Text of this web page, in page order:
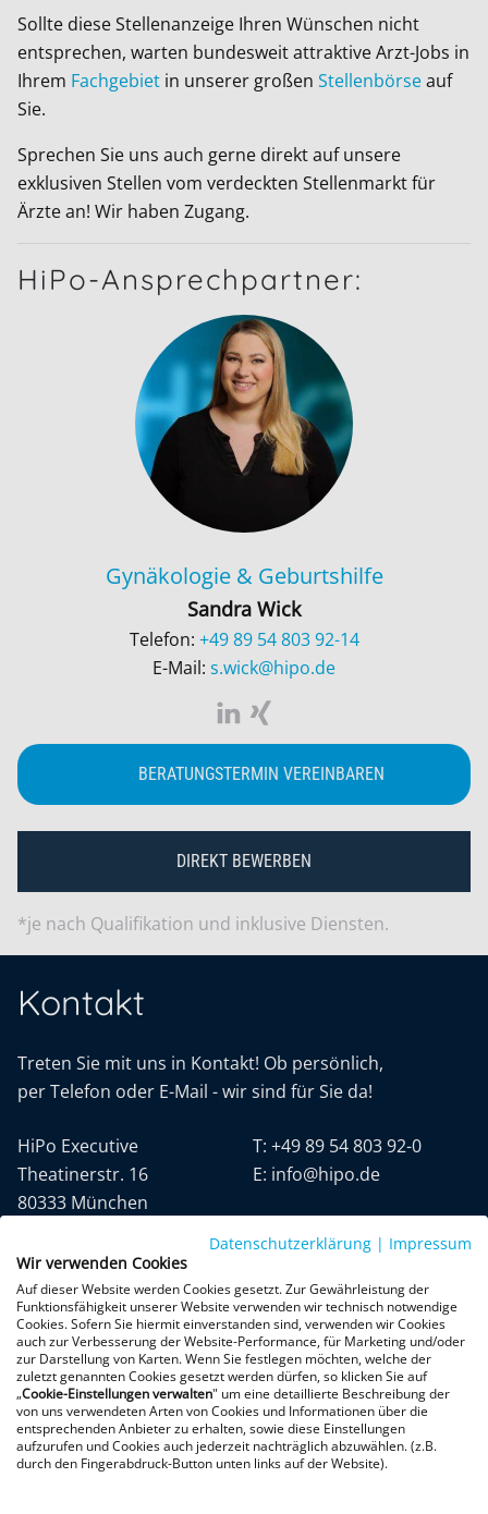
Sollte diese Stellenanzeige Ihren Wünschen nicht
entsprechen, warten bundesweit attraktive Arzt-Jobs in
Ihrem Fachgebiet in unserer großen Stellenbörseauf
Sie.
Sprechen Sie uns auch gerne direkt auf unsere
exklusiven Stellen vom verdeckten Stellenmarkt für
Ärzte an! Wir haben Zugang.
HiPo-Ansprechpartner:
Gynäkologie & Geburtshilfe
Sandra Wick
Telefon: +49 89 54 803 92-14
E-Mail: s.wick@hipo.de
BERATUNGSTERMIN VEREINBAREN
DIREKT BEWERBEN
*je nach Qualifikation und inklusive Diensten.
Kontakt
Treten Sie mit uns in Kontakt! Ob persönlich,
per Telefon oder E-Mail - wir sind für Sie da!
HiPo Executive
Theatinerstr. 16
80333 München
T: +49 89 54 803 92-0
E: info@hipo.de
Datenschutz AGB Impressum
+300 Google-Rezensionen
★★★★★
4,9 von 5 Sternen
Datenschutzerklärung | Impressum
Wir verwenden Cookies
Auf dieser Website werden Cookies gesetzt. Zur Gewährleistung der
Funktionsfähigkeit unserer Website verwenden wir technisch notwendige
Cookies. Sofern Sie hiermit einverstanden sind, verwenden wir Cookies
auch zur Verbesserung der Website-Performance, für Marketing und/oder
zur Darstellung von Karten. Wenn Sie festlegen möchten, welche der
zuletzt genannten Cookies gesetzt werden dürfen, so klicken Sie auf
„Cookie-Einstellungen verwalten" um eine detaillierte Beschreibung der
von uns verwendeten Arten von Cookies und Informationen über die
entsprechenden Anbieter zu erhalten, sowie diese Einstellungen
aufzurufen und Cookies auch jederzeit nachträglich abzuwählen. (z.B.
durch den Fingerabdruck-Button unten links auf der Website).